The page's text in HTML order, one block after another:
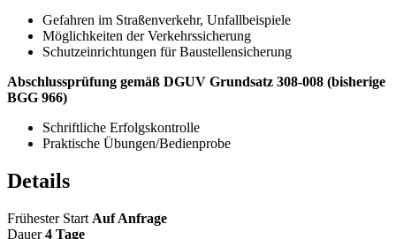
Gefahren im Straßenverkehr, Unfallbeispiele
Möglichkeiten der Verkehrssicherung
Schutzeinrichtungen für Baustellensicherung
Abschlussprüfung gemäß DGUV Grundsatz 308-008 (bisherige
BGG 966)
Schriftliche Erfolgskontrolle
Praktische Übungen/Bedienprobe
Details
Frühester Start Auf Anfrage
Dauer 4 Tage